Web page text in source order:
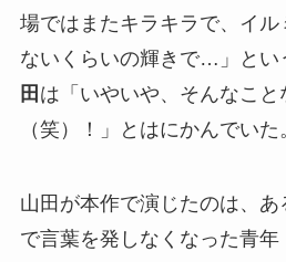
場ではまたキラキラで、イ
ないくらいの輝きで…」とい
田 は「いやいや、そんなこと
（笑）！」とはにかんでいた
山田が本作で演じたのは、
で言葉を発しなくなった青